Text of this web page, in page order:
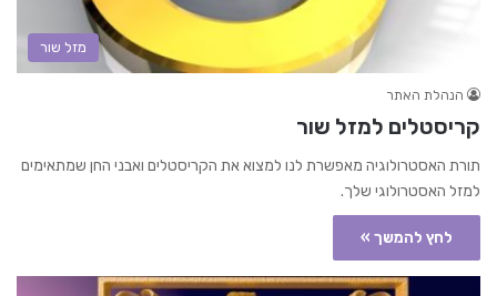
מזל שור
הנהלת האתר
קריסטלים למזל שור
תורת האסטרולוגיה מאפשרת לנו למצוא את הקריסטלים ואבני החן שמתאימים
למזל האסטרולוגי שלך.
לחץ להמשך »